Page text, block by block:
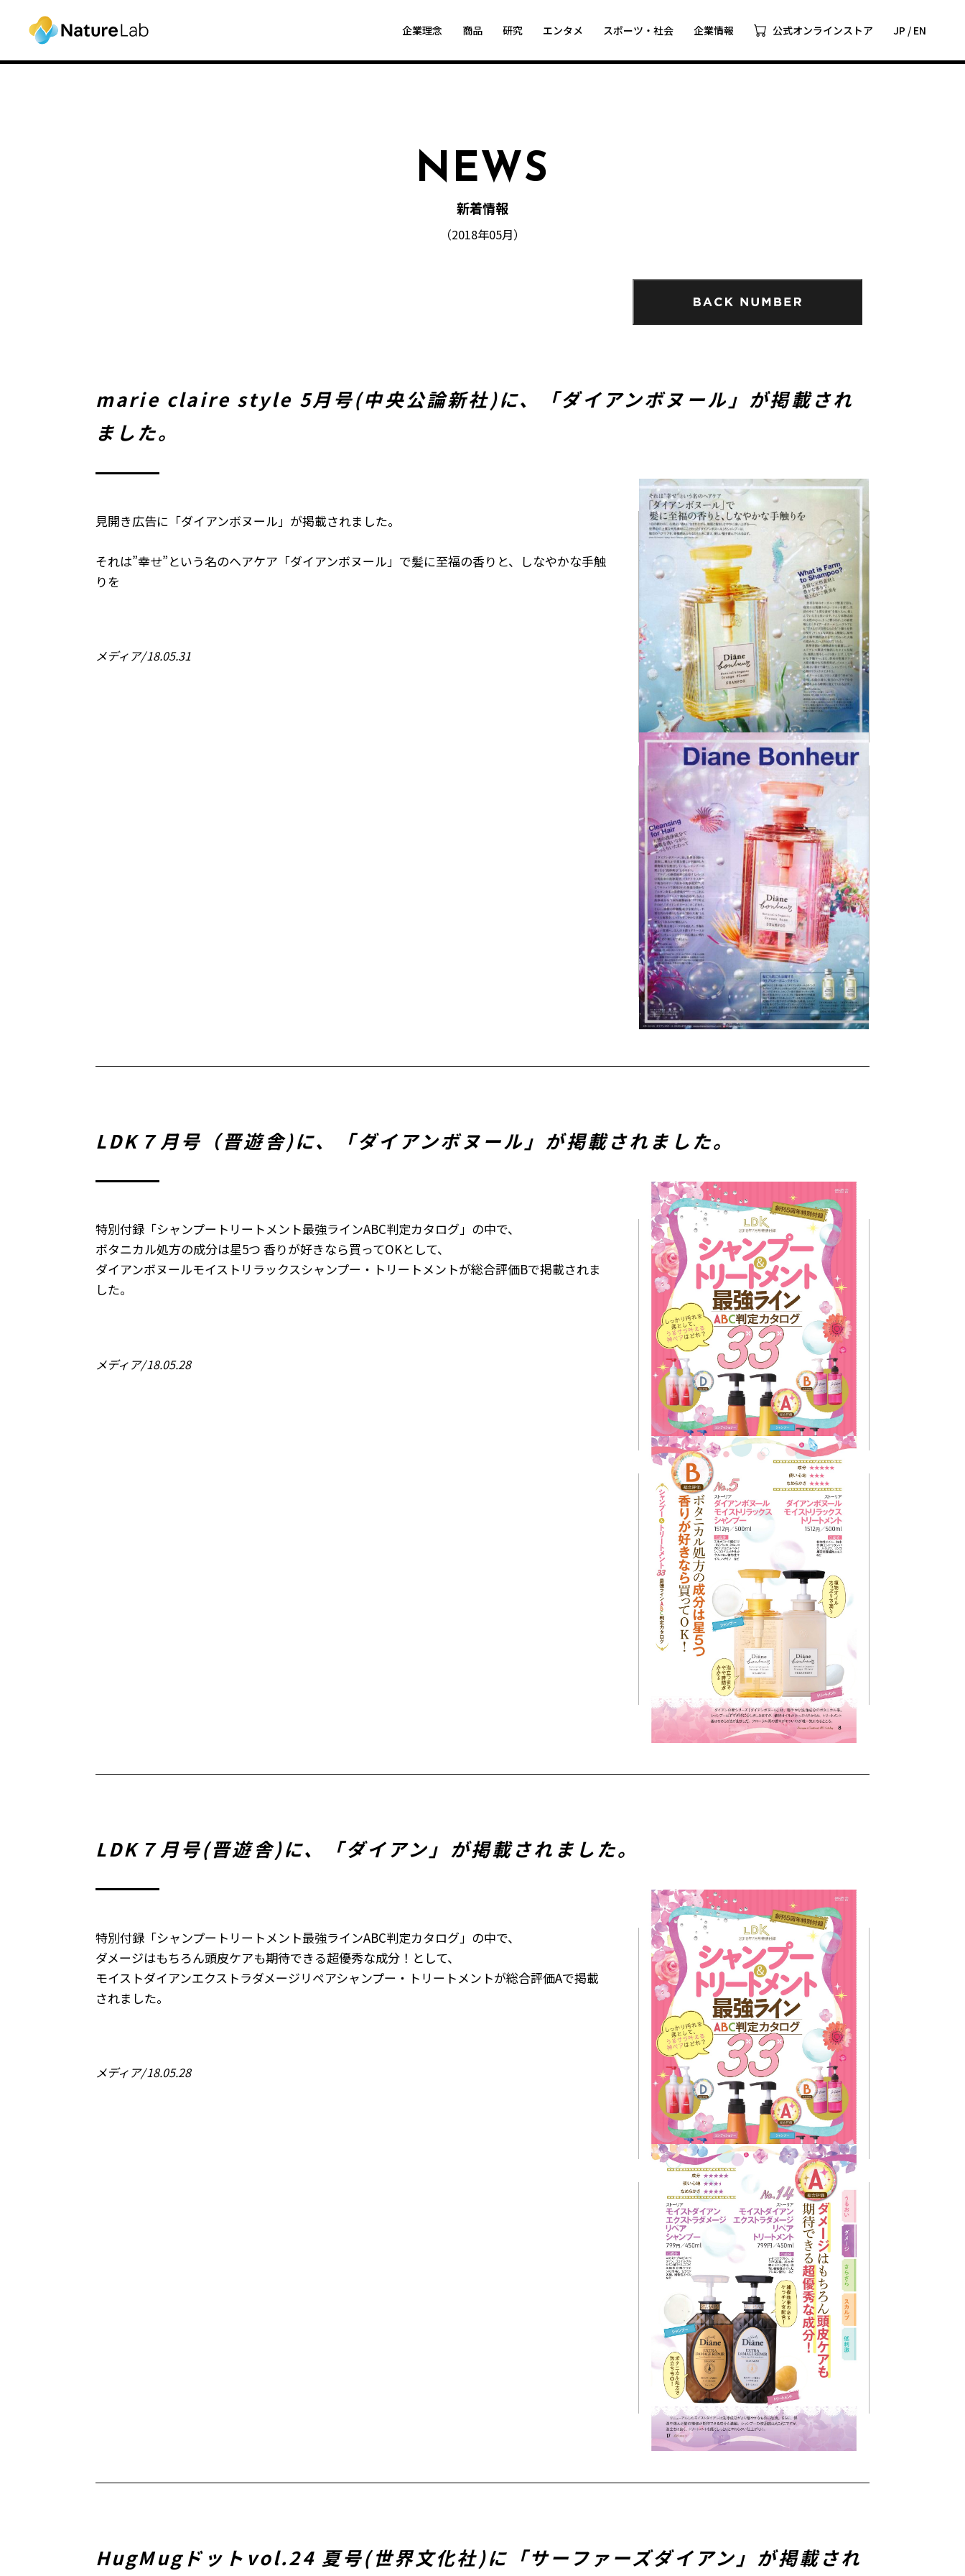
企業理念 商品 研究 エンタメ スポーツ・社会 企業情報 公式オンラインストア JP / EN
NEWS
新着情報
（2018年05月）
marie claire style 5月号(中央公論新社)に、「ダイアンボヌール」が掲載され
ました。
見開き広告に「ダイアンボヌール」が掲載されました。
それは”幸せ”という名のヘアケア「ダイアンボヌール」で髪に至福の香りと、しなやかな手触
りを
メディア 18.05.31
LDK７月号（晋遊舎)に、「ダイアンボヌール」が掲載されました。
特別付録「シャンプートリートメント最強ラインABC判定カタログ」の中で、
ボタニカル処方の成分は星5つ 香りが好きなら買ってOKとして、
ダイアンボヌールモイストリラックスシャンプー・トリートメントが総合評価Bで掲載されま
した。
メディア 18.05.28
LDK７月号(晋遊舎)に、「ダイアン」が掲載されました。
特別付録「シャンプートリートメント最強ラインABC判定カタログ」の中で、
ダメージはもちろん頭皮ケアも期待できる超優秀な成分！として、
モイストダイアンエクストラダメージリペアシャンプー・トリートメントが総合評価Aで掲載
されました。
メディア 18.05.28
HugMugドットvol.24 夏号(世界文化社)に「サーファーズダイアン」が掲載され